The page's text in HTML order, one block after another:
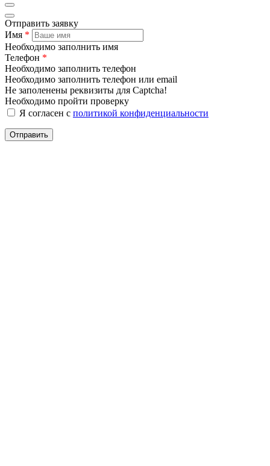
Отправить заявку
Имя *
Необходимо заполнить имя
Телефон *
Необходимо заполнить телефон
Необходимо заполнить телефон или email
Не заполенены реквизиты для Captcha!
Необходимо пройти проверку
Я согласен с политикой конфиденциальности
Отправить